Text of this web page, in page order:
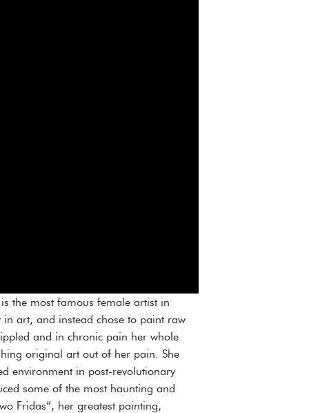
the most famous female artist in
art, and instead chose to paint raw
and in chronic pain her whole
original art out of her pain. She
environment in post-revolutionary
some of the most haunting and
Fridas“, her greatest painting,